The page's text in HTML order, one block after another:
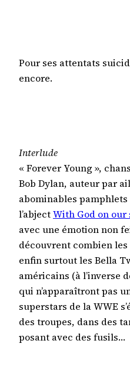
Pour ses attentats
encore.
Interlude
« Forever Young »,
Bob Dylan, auteur par
abominables
l’abjectWith God on our
avec une émotion non
découvrent combien
enfin surtout les Bella
américains (à l’inverse
qui n’apparaîtront pas
superstars de la WWE
des troupes, dans des
posant avec des fusils…